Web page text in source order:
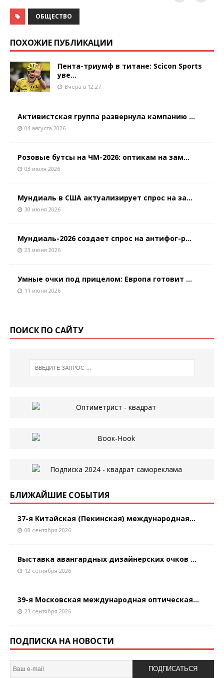
ОБЩЕСТВО
ПОХОЖИЕ ПУБЛИКАЦИИ
Пента-триумф в титане: Scicon Sports
уве...
Вчера в 12:27
Активистская группа развернула кампанию ...
04 августа 2026
Розовые бутсы на ЧМ-2026: оптикам на зам...
03 июля 2026
Мундиаль в США актуализирует спрос на за...
30 июня 2026
Мундиаль-2026 создает спрос на антифог-р...
23 июня 2026
Умные очки под прицелом: Европа готовит ...
11 июня 2026
ПОИСК ПО САЙТУ
БЛИЖАЙШИЕ СОБЫТИЯ
37-я Китайская (Пекинская) международная...
08 сентября 2026
Выставка авангардных дизайнерских очков ...
12 сентября 2026
39-я Московская международная оптическая...
23 сентября 2026
ПОДПИСКА НА НОВОСТИ
ПОДПИСАТЬСЯ